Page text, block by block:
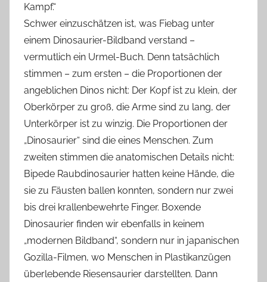
Kampf.“
Schwer einzuschätzen ist, was Fiebag unter
einem Dinosaurier-Bildband verstand –
vermutlich ein Urmel-Buch. Denn tatsächlich
stimmen – zum ersten – die Proportionen der
angeblichen Dinos nicht: Der Kopf ist zu klein, der
Oberkörper zu groß, die Arme sind zu lang, der
Unterkörper ist zu winzig. Die Proportionen der
„Dinosaurier“ sind die eines Menschen. Zum
zweiten stimmen die anatomischen Details nicht:
Bipede Raubdinosaurier hatten keine Hände, die
sie zu Fäusten ballen konnten, sondern nur zwei
bis drei krallenbewehrte Finger. Boxende
Dinosaurier finden wir ebenfalls in keinem
„modernen Bildband“, sondern nur in japanischen
Gozilla-Filmen, wo Menschen in Plastikanzügen
überlebende Riesensaurier darstellten. Dann